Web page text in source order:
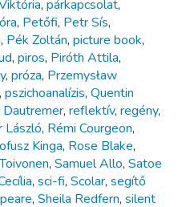
, párkapcsolat,
, Petőfi, Petr Sís,
, Pék Zoltán, picture book,
, piros, Piróth Attila,
, próza, Przemysław
, pszichoanalízis, Quentin
Dautremer, reflektív, regény,
László, Rémi Courgeon,
Kinga, Rose Blake,
, Samuel Allo, Satoe
, sci-fi, Scolar, segítő
, Sheila Redfern, silent